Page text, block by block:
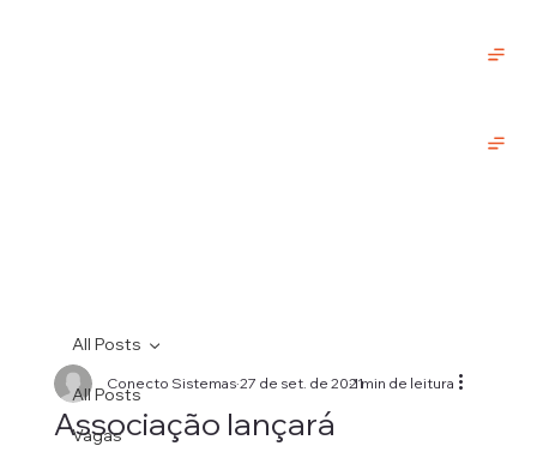
All Posts
Vagas
All Posts
Associação lançará
Conecto Sistemas 27 de set. de 20211 min de leitura